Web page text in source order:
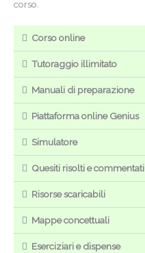
corso.
Corso online
Tutoraggio illimitato
Manuali di preparazione
Piattaforma online Genius
Simulatore
Quesiti risolti e commentati
Risorse scaricabili
Mappe concettuali
Eserciziari e dispense